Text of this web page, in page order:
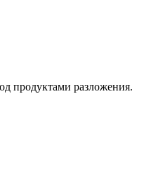
продуктами разложения.